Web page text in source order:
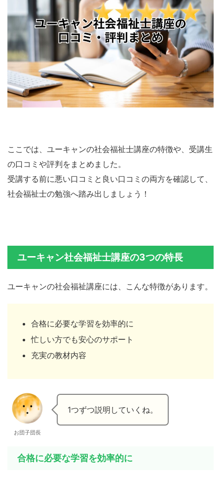
ここでは、ユーキャンの社会福祉士講座の特徴や、受講生
の口コミや評判をまとめました。
受講する前に悪い口コミと良い口コミの両方を確認して、
社会福祉士の勉強へ踏み出しましょう！
ユーキャン社会福祉士講座の3つの特長
ユーキャンの社会福祉講座には、こんな特徴があります。
合格に必要な学習を効率的に
忙しい方でも安心のサポート
充実の教材内容
お団子団長
1つずつ説明していくね。
合格に必要な学習を効率的に